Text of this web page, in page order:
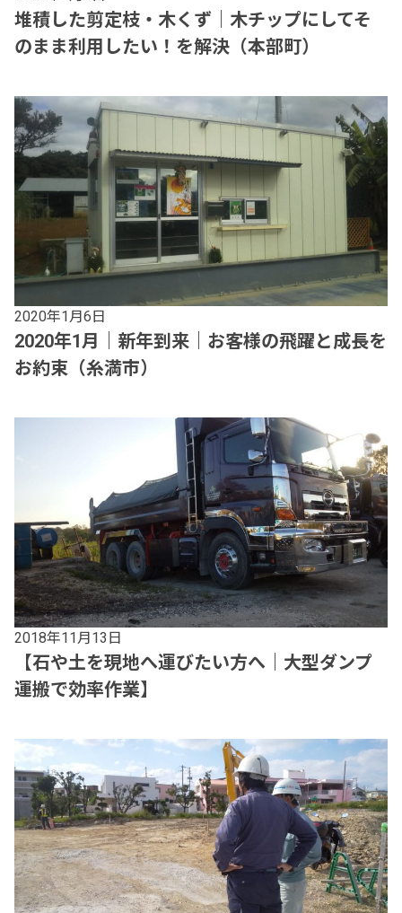
堆積した剪定枝・木くず｜木チップにしてそ
のまま利用したい！を解決（本部町）
2020年1月6日
2020年1月｜新年到来｜お客様の飛躍と成長を
お約束（糸満市）
2018年11月13日
【石や土を現地へ運びたい方へ｜大型ダンプ
運搬で効率作業】